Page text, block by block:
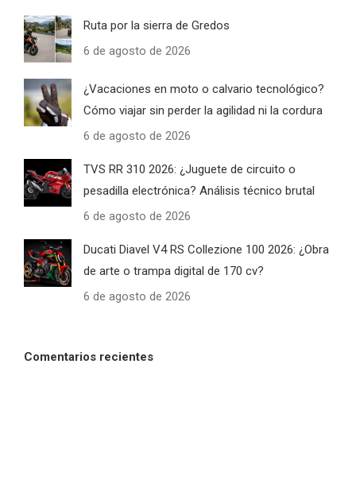
Ruta por la sierra de Gredos
6 de agosto de 2026
¿Vacaciones en moto o calvario tecnológico?
Cómo viajar sin perder la agilidad ni la cordura
6 de agosto de 2026
TVS RR 310 2026: ¿Juguete de circuito o
pesadilla electrónica? Análisis técnico brutal
6 de agosto de 2026
Ducati Diavel V4 RS Collezione 100 2026: ¿Obra
de arte o trampa digital de 170 cv?
6 de agosto de 2026
Comentarios recientes